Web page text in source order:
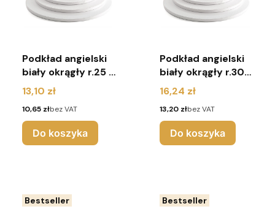
Podkład angielski
biały okrągły r.25 -
Chrzest
Cena
13,10 zł
Cena
10,65 złbez VAT
Do koszyka
Podkład angielski
biały okrągły r.30 -
Chrzest
Cena
16,24 zł
Cena
13,20 złbez VAT
Do koszyka
Bestseller Bestseller